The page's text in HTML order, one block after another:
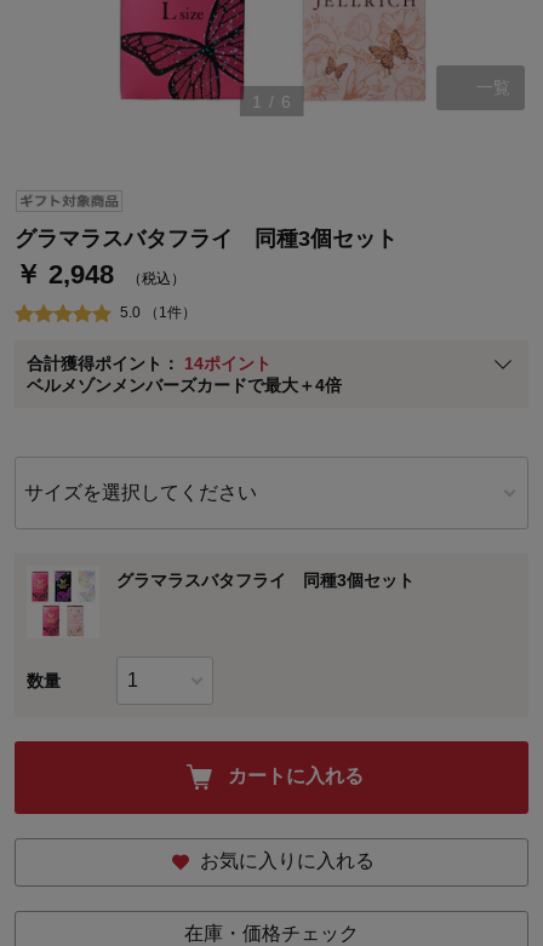
1 / 6
一覧
グラマラスバタフライ 同種3個セット
￥ 2,948 （税込）
5.0 （1件）
合計獲得ポイント： 14ポイント
ベルメゾンメンバーズカードで最大＋4倍
ステージが上がれば送料無料・返品引取無料！
ベルメゾン・ポイントについて
通常商品送料無料 返品引取無料（JCBのみ）
即時入会なら更に500円OFFクーポンプレゼント
※メンバーズカードの加算ポイントはステージ倍率適用前の基本ポイント
に対して適用されます。
サイズを選択してください
グラマラスバタフライ 同種3個セット
数量
カートに入れる
お気に入りに入れる
在庫・価格チェック